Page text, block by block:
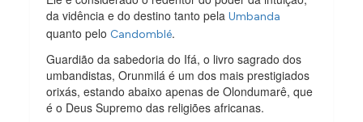
da vidência e do destino tanto pelaUmbanda
quanto pelo Candomblé.
Guardião da sabedoria do Ifá, o livro sagrado dos
umbandistas, Orunmilá é um dos mais prestigiados
orixás, estando abaixo apenas de Olondumarê, que
é o Deus Supremo das religiões africanas.